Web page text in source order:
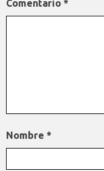
Comentario *
Nombre *